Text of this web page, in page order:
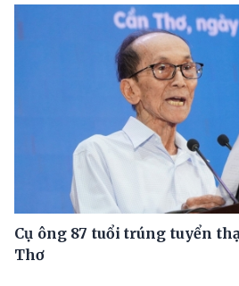
Cụ ông 87 tuổi trúng tuyển
Thơ